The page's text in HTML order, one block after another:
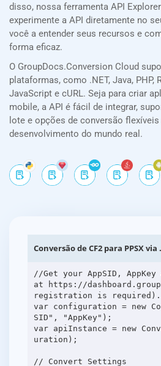
disso, nossa ferramenta API
experimente a API diretamente no
você a entender seus recursos e
forma eficaz.
O GroupDocs.Conversion Cloud
plataformas, como .NET, Java, PHP,
JavaScript e cURL. Seja para criar
mobile, a API é fácil de integrar,
lote e opções de conversão
desenvolvimento do mundo real.
Conversão de CF2 para PPSX via
//Get your AppSID, AppKey
at https://
registration is required).
var configuration = new
SID", "AppKey");
var apiInstance = new
uration);
// Convert Settings